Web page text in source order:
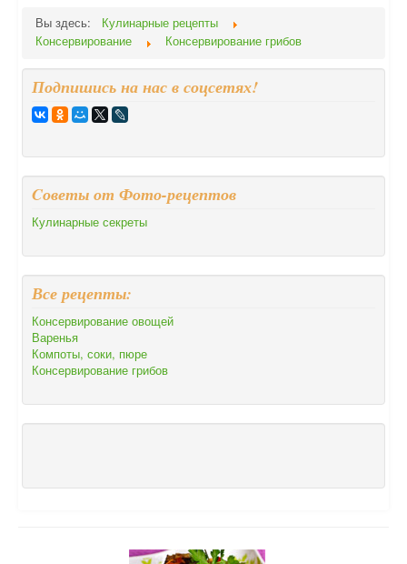
Вы здесь:
Кулинарные рецепты
Консервирование
Консервирование грибов
Подпишись на нас в соцсетях!
Cоветы от Фото-рецептов
Кулинарные секреты
Все рецепты:
Консервирование овощей
Варенья
Компоты, соки, пюре
Консервирование грибов